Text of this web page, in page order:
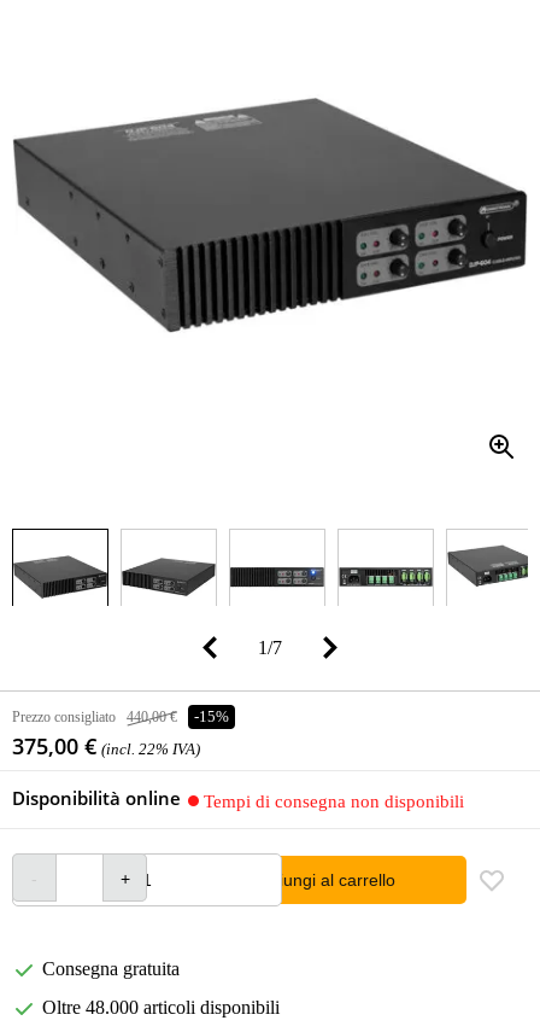
1/7
Prezzo consigliato 440,00 € -15%
375,00 € (incl. 22% IVA)
Disponibilità online Tempi di consegna non disponibili
Aggiungi al carrello
Consegna gratuita
Oltre 48.000 articoli disponibili